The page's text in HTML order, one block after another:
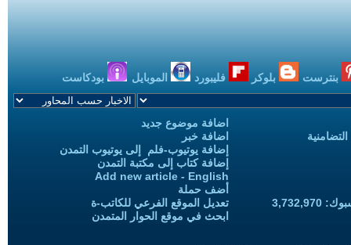
بنترست بلوكر فليبورد الموبايل بودكاست
اضافة موضوع جديد
اضافة خبر
إضافة يوتيوب-فلم إلى يوتيوب التمدن
إضافة كتاب إلى مكتبة التمدن
Add new article - English
أضف حملة
تعديل الموقع الفرعي للكاتب-ة
ابحث في موقع الحوار المتمدن